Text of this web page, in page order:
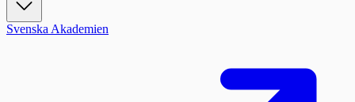
Svenska Akademien